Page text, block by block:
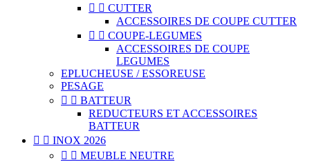
  CUTTER
ACCESSOIRES DE COUPE CUTTER
  COUPE-LEGUMES
ACCESSOIRES DE COUPE
LEGUMES
EPLUCHEUSE / ESSOREUSE
PESAGE
  BATTEUR
REDUCTEURS ET ACCESSOIRES
BATTEUR
  INOX 2026
  MEUBLE NEUTRE